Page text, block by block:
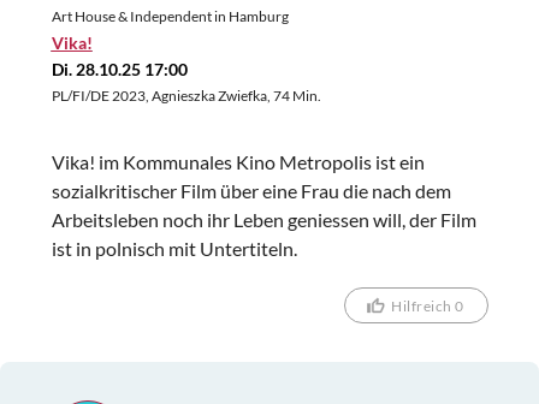
Art House & Independent in Hamburg
Vika!
Di. 28.10.25 17:00
PL/FI/DE 2023, Agnieszka Zwiefka, 74 Min.
Vika! im Kommunales Kino Metropolis ist ein
sozialkritischer Film über eine Frau die nach dem
Arbeitsleben noch ihr Leben geniessen will, der Film
ist in polnisch mit Untertiteln.
Hilfreich 0